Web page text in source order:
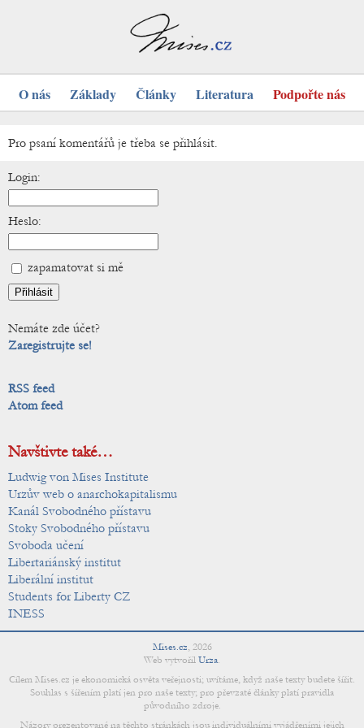
O nás Základy Články Literatura Podpořte nás
Pro psaní komentářů je třeba se přihlásit.
Login:
Heslo:
zapamatovat si mě
Nemáte zde účet?
Zaregistrujte se!
RSS feed
Atom feed
Navštivte také…
Ludwig von Mises Institute
Urzův web o anarchokapitalismu
Kanál Svobodného přístavu
Stoky Svobodného přístavu
Svoboda učení
Libertariánský institut
Liberální institut
Students for Liberty CZ
INESS
Mises.cz, 2026
Web vytvořil Urza.
Cílem Mises.cz je ekonomická osvěta veřejnosti; uvítáme, když naše texty budete šířit.
Souhlas s šířením platí jen pro naše texty; pro převzaté články platí pravidla
původního zdroje.
Názory prezentované na těchto stránkách jsou individuálními vyjádřeními jejich